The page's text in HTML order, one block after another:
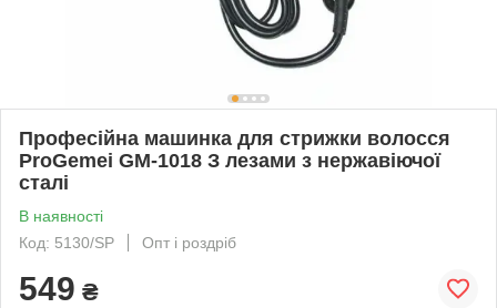
Професійна машинка для стрижки волосся
ProGemei GM-1018 З лезами з нержавіючої
сталі
В наявності
Код: 5130/SP
Опт і роздріб
549 ₴